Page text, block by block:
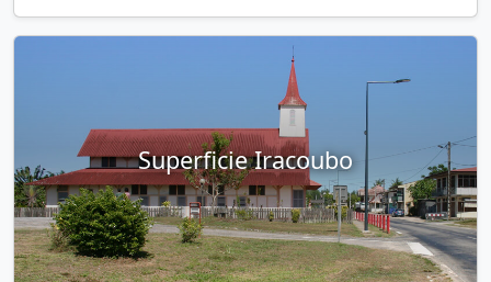
Superficie Iracoubo